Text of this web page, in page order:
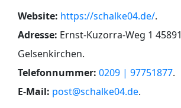
Website: https://schalke04.de/.
Adresse: Ernst-Kuzorra-Weg 1 45891
Gelsenkirchen.
Telefonnummer: 0209 | 97751877.
E-Mail: post@schalke04.de.